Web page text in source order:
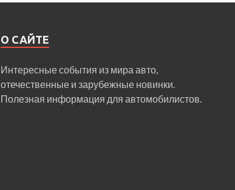
О САЙТЕ
Интересные события из мира авто,
отечественные и зарубежные новинки.
Полезная информация для автомобилистов.